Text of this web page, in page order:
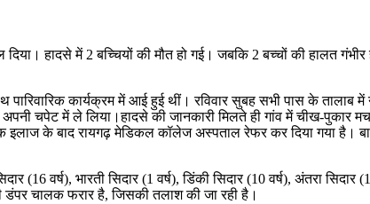
हादसे में 2 बच्चियों की मौत हो गई। जबकि 2 बच्चों की हालत
पारिवारिक कार्यक्रम में आई हुई थीं। रविवार सुबह सभी पास के
चपेट में ले लिया।हादसे की जानकारी मिलते ही गांव में चीख-पुकार
इलाज के बाद रायगढ़ मेडिकल कॉलेज अस्पताल रेफर कर दिया गया है।
(16 वर्ष), भारती सिदार (1 वर्ष), डिंकी सिदार (10 वर्ष), अंतरा
चालक फरार है, जिसकी तलाश की जा रही है।